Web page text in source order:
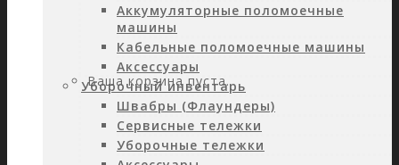
Ваша корзина пуста.
Аккумуляторные поломоечные
машины
Кабельные поломоечные машины
Аксессуары
Уборочный инвентарь
Швабры (Флаундеры)
Сервисные тележки
Уборочные тележки